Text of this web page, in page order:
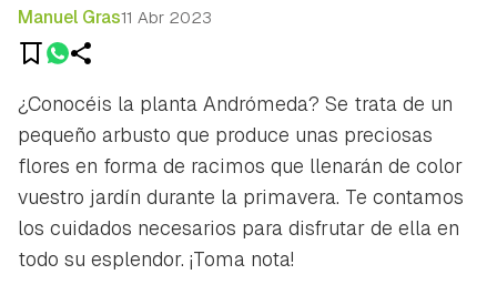
Manuel Gras11 Abr 2023
¿Conocéis la planta Andrómeda? Se trata de un
pequeño arbusto que produce unas preciosas
flores en forma de racimos que llenarán de color
vuestro jardín durante la primavera. Te contamos
los cuidados necesarios para disfrutar de ella en
todo su esplendor. ¡Toma nota!